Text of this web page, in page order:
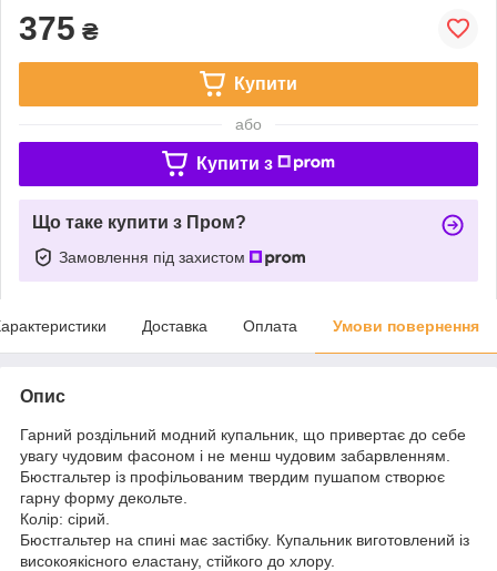
375 ₴
Купити
або
Купити з
Що таке купити з Пром?
Замовлення під захистом
Доставка Оплата Умови повернення
Опис
Гарний роздільний модний купальник, що привертає до себе
увагу чудовим фасоном і не менш чудовим забарвленням.
Бюстгальтер із профільованим твердим пушапом створює
гарну форму декольте.
Колір: сірий.
Бюстгальтер на спині має застібку. Купальник виготовлений із
високоякісного еластану, стійкого до хлору.